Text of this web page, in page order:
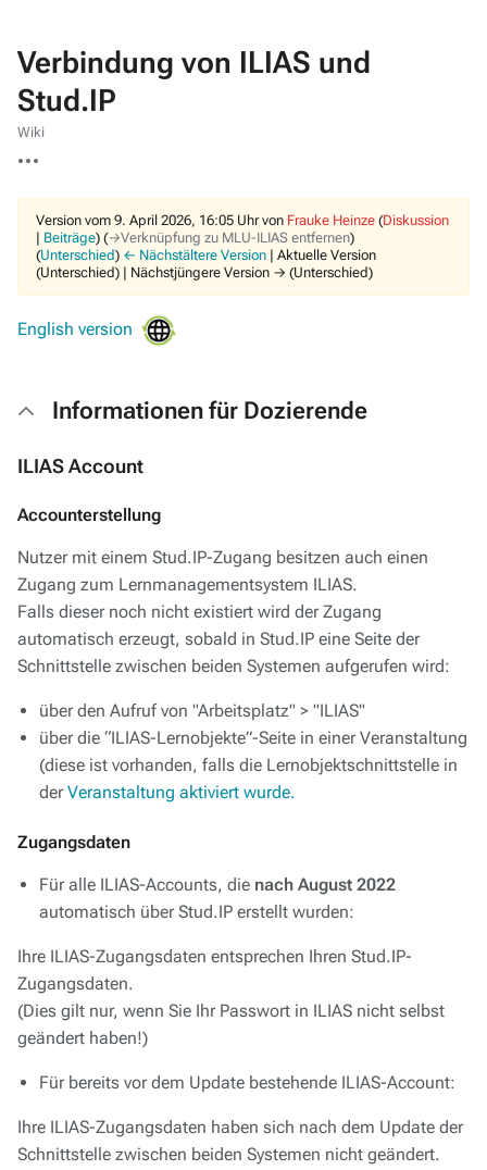
Verbindung von ILIAS und
Stud.IP
Wiki
Aktionen
Version vom 9. April 2026, 16:05 Uhr von Frauke Heinze (Diskussion
| Beiträge) (→‎Verknüpfung zu MLU-ILIAS entfernen)
(Unterschied) ← Nächstältere Version | Aktuelle Version
(Unterschied) | Nächstjüngere Version → (Unterschied)
English version
Informationen für Dozierende
ILIAS Account
Accounterstellung
Nutzer mit einem Stud.IP-Zugang besitzen auch einen
Zugang zum Lernmanagementsystem ILIAS.
Falls dieser noch nicht existiert wird der Zugang
automatisch erzeugt, sobald in Stud.IP eine Seite der
Schnittstelle zwischen beiden Systemen aufgerufen wird:
über den Aufruf von "Arbeitsplatz" > "ILIAS"
über die “ILIAS-Lernobjekte”-Seite in einer Veranstaltung
(diese ist vorhanden, falls die Lernobjektschnittstelle in
derVeranstaltung aktiviert wurde.
Zugangsdaten
Für alle ILIAS-Accounts, die nach August 2022
automatisch über Stud.IP erstellt wurden:
Ihre ILIAS-Zugangsdaten entsprechen Ihren Stud.IP-
Zugangsdaten.
(Dies gilt nur, wenn Sie Ihr Passwort in ILIAS nicht selbst
geändert haben!)
Für bereits vor dem Update bestehende ILIAS-Account:
Ihre ILIAS-Zugangsdaten haben sich nach dem Update der
Schnittstelle zwischen beiden Systemen nicht geändert.